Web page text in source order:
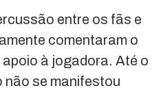
entre os fãs e
comentaram o
à jogadora. Até o
não se manifestou